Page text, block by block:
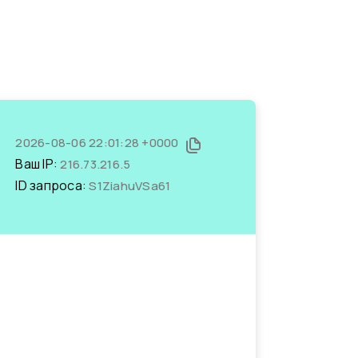
2026-08-06 22:01:28 +0000
Ваш IP:216.73.216.5
ID запроса:S1ZiahuVSa61